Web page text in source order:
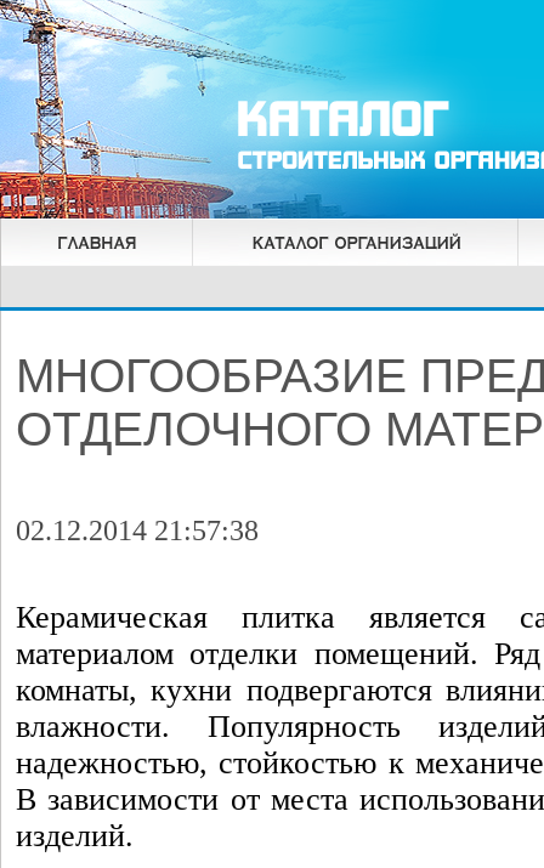
МНОГООБРАЗИЕ
ОТДЕЛОЧНОГО
02.12.2014 21:57:38
Керамическая плитка
материалом отделки помещений.
комнаты, кухни подвергаются
влажности. Популярность
надежностью, стойкостью к
В зависимости от места
изделий.